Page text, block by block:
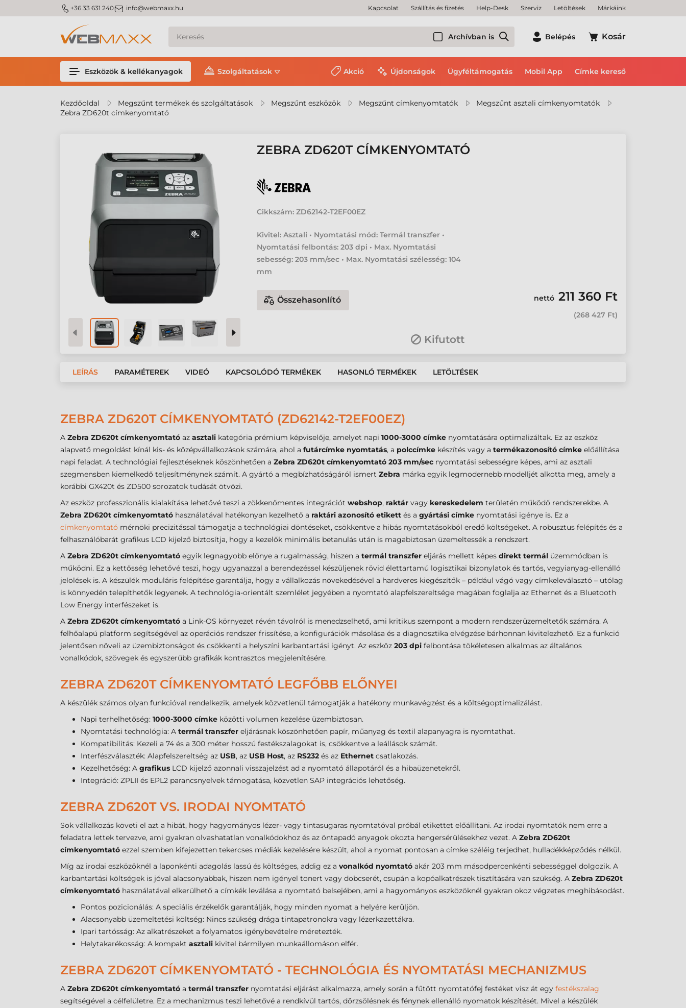
m_phone +36 33 631 240m_email info@webmaxx.hu Kapcsolat Szállítás és fizetés Help-Desk Szerviz Letöltések Márkáink
Archívban is Belépés Kosár
Eszközök & kellékanyagok Szolgáltatások Akció Újdonságok Ügyféltámogatás Mobil App Címke kereső
Kezdőoldal Megszűnt termékek és szolgáltatások Megszűnt eszközök Megszűnt címkenyomtatók
Megszűnt asztali címkenyomtatók
Zebra ZD620t címkenyomtató
ZEBRA ZD620T CÍMKENYOMTATÓ
Cikkszám: ZD62142-T2EF00EZ
Kivitel: Asztali • Nyomtatási mód: Termál transzfer •
Nyomtatási felbontás: 203 dpi • Max. Nyomtatási
sebesség: 203 mm/sec • Max. Nyomtatási szélesség: 104
mm
Összehasonlító nettó 211 360 Ft
(268 427 Ft)
Kifutott
LEÍRÁS PARAMÉTEREK VIDEÓ KAPCSOLÓDÓ TERMÉKEK HASONLÓ TERMÉKEK LETÖLTÉSEK
ZEBRA ZD620T CÍMKENYOMTATÓ (ZD62142-T2EF00EZ)
A Zebra ZD620t címkenyomtató az asztali kategória prémium képviselője, amelyet napi 1000-3000 címke nyomtatására optimalizáltak. Ez az eszköz
alapvető megoldást kínál kis- és középvállalkozások számára, ahol a futárcímke nyomtatás, a polccímke készítés vagy a termékazonosító címke előállítása
napi feladat. A technológiai fejlesztéseknek köszönhetően a Zebra ZD620t címkenyomtató 203 mm/sec nyomtatási sebességre képes, ami az asztali
szegmensben kiemelkedő teljesítménynek számít. A gyártó a megbízhatóságáról ismert Zebra márka egyik legmodernebb modelljét alkotta meg, amely a
korábbi GX420t és ZD500 sorozatok tudását ötvözi.
Az eszköz professzionális kialakítása lehetővé teszi a zökkenőmentes integrációt webshop, raktár vagy kereskedelem területén működő rendszerekbe. A
Zebra ZD620t címkenyomtató használatával hatékonyan kezelhető a raktári azonosító etikett és a gyártási címke nyomtatási igénye is. Ez a
címkenyomtató mérnöki precizitással támogatja a technológiai döntéseket, csökkentve a hibás nyomtatásokból eredő költségeket. A robusztus felépítés és a
felhasználóbarát grafikus LCD kijelző biztosítja, hogy a kezelők minimális betanulás után is magabiztosan üzemeltessék a rendszert.
A Zebra ZD620t címkenyomtató egyik legnagyobb előnye a rugalmasság, hiszen a termál transzfer eljárás mellett képes direkt termál üzemmódban is
működni. Ez a kettősség lehetővé teszi, hogy ugyanazzal a berendezéssel készüljenek rövid élettartamú logisztikai bizonylatok és tartós, vegyianyag-ellenálló
jelölések is. A készülék moduláris felépítése garantálja, hogy a vállalkozás növekedésével a hardveres kiegészítők – például vágó vagy címkeleválasztó – utólag
is könnyedén telepíthetők legyenek. A technológia-orientált szemlélet jegyében a nyomtató alapfelszereltsége magában foglalja az Ethernet és a Bluetooth
Low Energy interfészeket is.
A Zebra ZD620t címkenyomtató a Link-OS környezet révén távolról is menedzselhető, ami kritikus szempont a modern rendszerüzemeltetők számára. A
felhőalapú platform segítségével az operációs rendszer frissítése, a konfigurációk másolása és a diagnosztika elvégzése bárhonnan kivitelezhető. Ez a funkció
jelentősen növeli az üzembiztonságot és csökkenti a helyszíni karbantartási igényt. Az eszköz 203 dpi felbontása tökéletesen alkalmas az általános
vonalkódok, szövegek és egyszerűbb grafikák kontrasztos megjelenítésére.
ZEBRA ZD620T CÍMKENYOMTATÓ LEGFŐBB ELŐNYEI
A készülék számos olyan funkcióval rendelkezik, amelyek közvetlenül támogatják a hatékony munkavégzést és a költségoptimalizálást.
Napi terhelhetőség: 1000-3000 címke közötti volumen kezelése üzembiztosan.
Nyomtatási technológia: A termál transzfer eljárásnak köszönhetően papír, műanyag és textil alapanyagra is nyomtathat.
Kompatibilitás: Kezeli a 74 és a 300 méter hosszú festékszalagokat is, csökkentve a leállások számát.
Interfészválaszték: Alapfelszereltség az USB, az USB Host, az RS232 és az Ethernet csatlakozás.
Kezelhetőség: A grafikus LCD kijelző azonnali visszajelzést ad a nyomtató állapotáról és a hibaüzenetekről.
Integráció: ZPLII és EPL2 parancsnyelvek támogatása, közvetlen SAP integrációs lehetőség.
ZEBRA ZD620T VS. IRODAI NYOMTATÓ
Sok vállalkozás követi el azt a hibát, hogy hagyományos lézer- vagy tintasugaras nyomtatóval próbál etikettet előállítani. Az irodai nyomtatók nem erre a
feladatra lettek tervezve, ami gyakran olvashatatlan vonalkódokhoz és az öntapadó anyagok okozta hengersérülésekhez vezet. A Zebra ZD620t
címkenyomtató ezzel szemben kifejezetten tekercses médiák kezelésére készült, ahol a nyomat pontosan a címke széléig terjedhet, hulladékképződés nélkül.
Míg az irodai eszközöknél a laponkénti adagolás lassú és költséges, addig ez a vonalkód nyomtató akár 203 mm másodpercenkénti sebességgel dolgozik. A
karbantartási költségek is jóval alacsonyabbak, hiszen nem igényel tonert vagy dobcserét, csupán a kopóalkatrészek tisztítására van szükség. A Zebra ZD620t
címkenyomtató használatával elkerülhető a címkék leválása a nyomtató belsejében, ami a hagyományos eszközöknél gyakran okoz végzetes meghibásodást.
Pontos pozicionálás: A speciális érzékelők garantálják, hogy minden nyomat a helyére kerüljön.
Alacsonyabb üzemeltetési költség: Nincs szükség drága tintapatronokra vagy lézerkazettákra.
Ipari tartósság: Az alkatrészeket a folyamatos igénybevételre méretezték.
Helytakarékosság: A kompakt asztali kivitel bármilyen munkaállomáson elfér.
ZEBRA ZD620T CÍMKENYOMTATÓ - TECHNOLÓGIA ÉS NYOMTATÁSI MECHANIZMUS
A Zebra ZD620t címkenyomtató a termál transzfer nyomtatási eljárást alkalmazza, amely során a fűtött nyomtatófej festéket visz át egy festékszalag
segítségével a célfelületre. Ez a mechanizmus teszi lehetővé a rendkívül tartós, dörzsölésnek és fénynek ellenálló nyomatok készítését. Mivel a készülék